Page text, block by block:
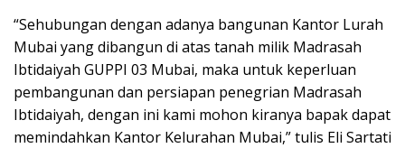
“Sehubungan dengan adanya bangunan Kantor Lurah
Mubai yang dibangun di atas tanah milik Madrasah
Ibtidaiyah GUPPI 03 Mubai, maka untuk keperluan
pembangunan dan persiapan penegrian Madrasah
Ibtidaiyah, dengan ini kami mohon kiranya bapak dapat
memindahkan Kantor Kelurahan Mubai,” tulis Eli Sartati